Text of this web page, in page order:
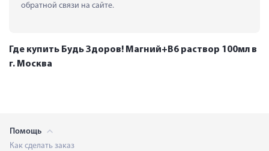
обратной связи на сайте.
Где купить Будь Здоров! Магний+В6 раствор 100мл в
г. Москва
Помощь
Как сделать заказ